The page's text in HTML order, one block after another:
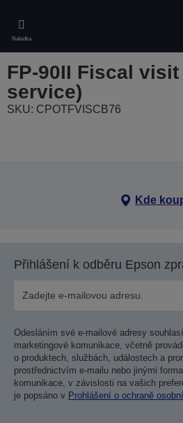
main
content
Nabídka
FP-90II Fiscal
service)
SKU: CPOTFVISCB76
Kde
Přihlášení k odběru Epson
Odesláním své e-mailové adresy
marketingové komunikace, včetně
o produktech, službách, událostech a
prostřednictvím e-mailu nebo jinými
komunikace, v závislosti na vašich
je popsáno v Prohlášení o ochraně